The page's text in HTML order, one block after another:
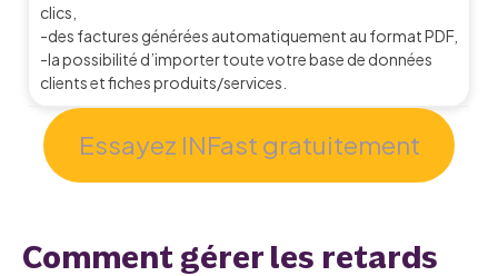
clics,
-des factures générées automatiquement au format PDF,
-la possibilité d’importer toute votre base de données
clients et fiches produits/services.
Essayez INFast gratuitement
Comment gérer les retards